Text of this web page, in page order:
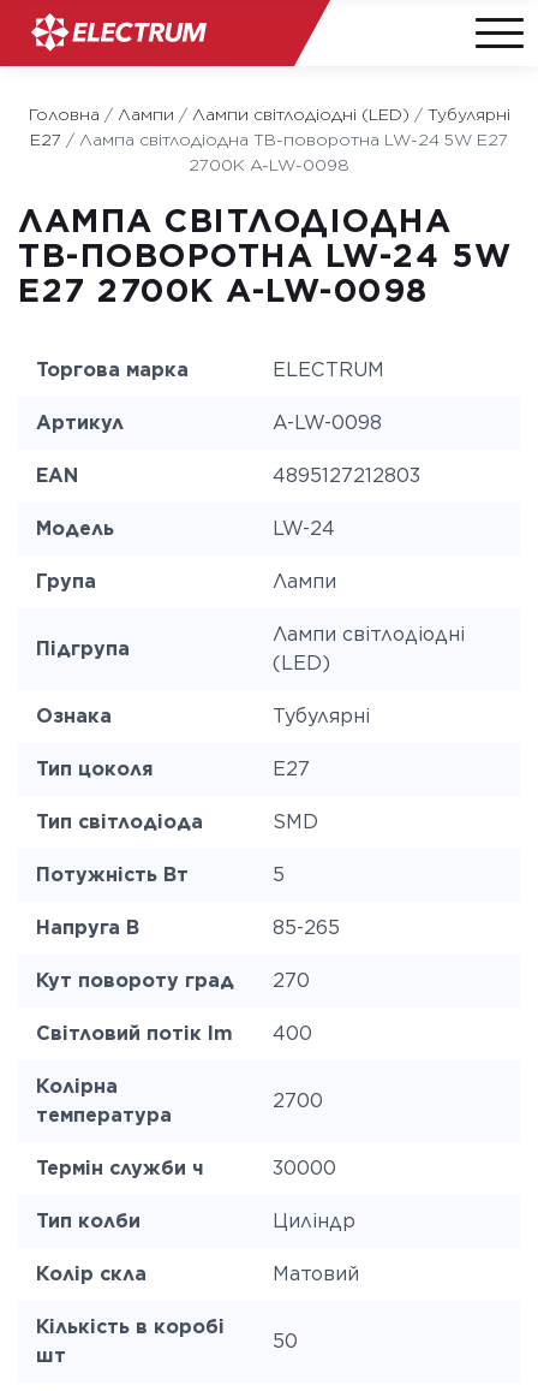
content
Головна / Лампи / Лампи світлодіодні (LED) / Тубулярні
Е27 / Лампа світлодіодна TB-поворотна LW-24 5W E27
2700K A-LW-0098
ЛАМПА СВІТЛОДІОДНА
TB-ПОВОРОТНА LW-24 5W
E27 2700K A-LW-0098
Торгова марка ELECTRUM
Артикул A-LW-0098
EAN 4895127212803
Модель LW-24
Група Лампи
Підгрупа
Лампи світлодіодні
(LED)
Ознака Тубулярні
Тип цоколя E27
Тип світлодіода SMD
Потужність Вт 5
Напруга В 85-265
Кут повороту град 270
Світловий потік lm 400
Колірна
температура
2700
Термін служби ч 30000
Тип колби Циліндр
Колір скла Матовий
Кількість в коробі
шт
50